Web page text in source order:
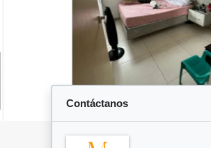
Contáctanos